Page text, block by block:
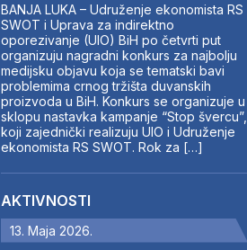
BANJA LUKA – Udruženje ekonomista RS
SWOT i Uprava za indirektno
oporezivanje (UIO) BiH po četvrti put
organizuju nagradni konkurs za najbolju
medijsku objavu koja se tematski bavi
problemima crnog tržišta duvanskih
proizvoda u BiH. Konkurs se organizuje u
sklopu nastavka kampanje “Stop švercu”,
koji zajednički realizuju UIO i Udruženje
ekonomista RS SWOT. Rok za […]
AKTIVNOSTI
13. Maja 2026.